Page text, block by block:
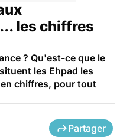
les chiffres
? Qu'est-ce que le
les Ehpad les
chiffres, pour tout
Partager